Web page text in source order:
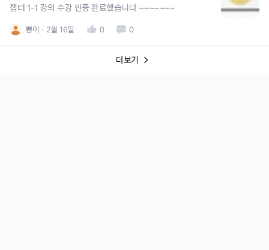
챕터 1-1 강의 수강 인증 완료했습니다 ~~~~~~~
뿅이 2월 16일 0 0
더보기